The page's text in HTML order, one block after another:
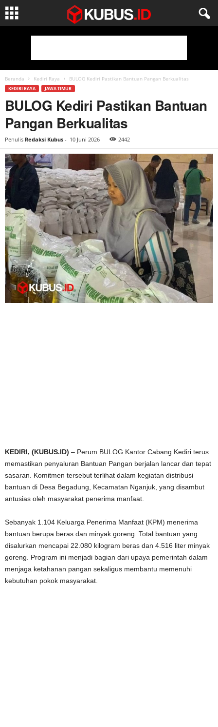
Beranda Kediri Raya BULOG Kediri Pastikan Bantuan Pangan Berkualitas
KEDIRI RAYA JAWA TIMUR
BULOG Kediri Pastikan Bantuan
Pangan Berkualitas
Penulis Redaksi Kubus - 10 Juni 2026 2442
KEDIRI, (KUBUS.ID) – Perum BULOG Kantor Cabang Kediri terus
memastikan penyaluran Bantuan Pangan berjalan lancar dan tepat
sasaran. Komitmen tersebut terlihat dalam kegiatan distribusi
bantuan di Desa Begadung, Kecamatan Nganjuk, yang disambut
antusias oleh masyarakat penerima manfaat.
Sebanyak 1.104 Keluarga Penerima Manfaat (KPM) menerima
bantuan berupa beras dan minyak goreng. Total bantuan yang
disalurkan mencapai 22.080 kilogram beras dan 4.516 liter minyak
goreng. Program ini menjadi bagian dari upaya pemerintah dalam
menjaga ketahanan pangan sekaligus membantu memenuhi
kebutuhan pokok masyarakat.